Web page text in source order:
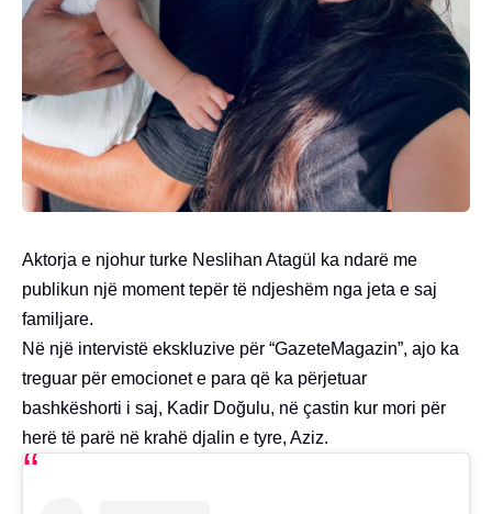
Aktorja e njohur turke Neslihan Atagül ka ndarë me
publikun një moment tepër të ndjeshëm nga jeta e saj
familjare.
Në një intervistë ekskluzive për “GazeteMagazin”, ajo ka
treguar për emocionet e para që ka përjetuar
bashkëshorti i saj, Kadir Doğulu, në çastin kur mori për
herë të parë në krahë djalin e tyre, Aziz.